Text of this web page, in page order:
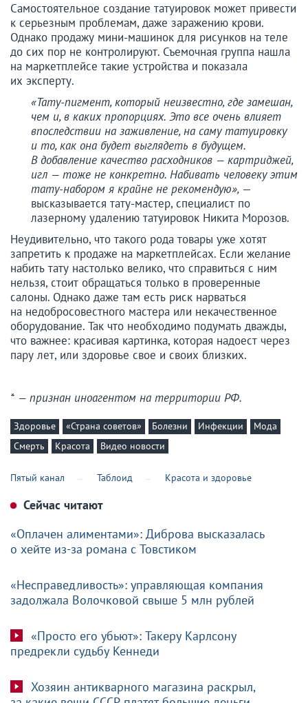
Самостоятельное создание татуировок может привести
к серьезным проблемам, даже заражению крови.
Однако продажу мини-машинок для рисунков на теле
до сих пор не контролируют. Съемочная группа нашла
на маркетплейсе такие устройства и показала
их эксперту.
«Тату-пигмент, который неизвестно, где замешан,
чем и, в каких пропорциях. Это все очень влияет
впоследствии на заживление, на саму татуировку
и то, как она будет выглядеть в будущем.
В добавление качество расходников — картриджей,
игл — тоже не конкретно. Набивать человеку этим
тату-набором я крайне не рекомендую», —
высказывается тату-мастер, специалист по
лазерному удалению татуировок Никита Морозов.
Неудивительно, что такого рода товары уже хотят
запретить к продаже на маркетплейсах. Если желание
набить тату настолько велико, что справиться с ним
нельзя, стоит обращаться только в проверенные
салоны. Однако даже там есть риск нарваться
на недобросовестного мастера или некачественное
оборудование. Так что необходимо подумать дважды,
что важнее: красивая картинка, которая надоест через
пару лет, или здоровье свое и своих близких.
* — признан иноагентом на территории РФ.
Здоровье «Страна советов» Болезни Инфекции
Мода
Смерть
Красота Видео новости
Пятый канал Таблоид Красота и здоровье
Сейчас читают
«Оплачен алиментами»: Диброва высказалась
о хейте из-за романа с Товстиком
«Несправедливость»: управляющая компания
задолжала Волочковой свыше 5 млн рублей
«Просто его убьют»: Такеру Карлсону
предрекли судьбу Кеннеди
Хозяин антикварного магазина раскрыл,